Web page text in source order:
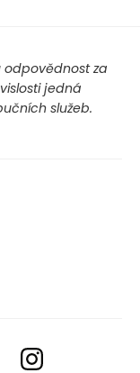
odpovědnost za
jedná
služeb.
Instagram